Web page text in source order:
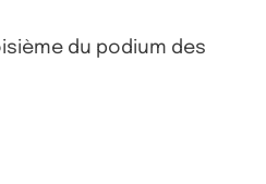
du podium des